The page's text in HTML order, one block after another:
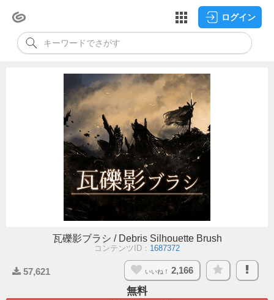
ログイン
瓦礫影ブラシ / Debris Silhouette Brush
コンテンツID： 1687372
57,621 いいね！ 2,166
無料